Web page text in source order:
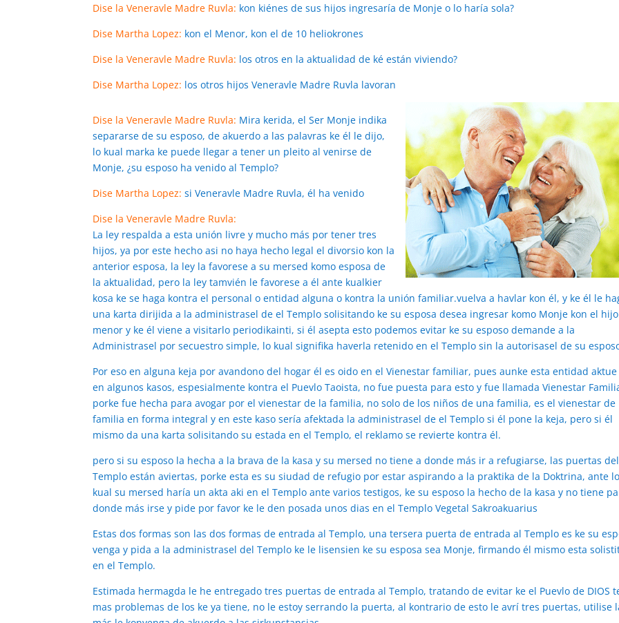
Dise la Veneravle Madre Ruvla: kon kiénes de sus hijos ingresaría de Monje o lo haría sola?
Dise Martha Lopez: kon el Menor, kon el de 10 heliokrones
Dise la Veneravle Madre Ruvla: los otros en la aktualidad de ké están viviendo?
Dise Martha Lopez: los otros hijos Veneravle Madre Ruvla lavoran
Dise la Veneravle Madre Ruvla: Mira kerida, el Ser Monje indika
separarse de su esposo, de akuerdo a las palavras ke él le dijo,
lo kual marka ke puede llegar a tener un pleito al venirse de
Monje, ¿su esposo ha venido al Templo?
Dise Martha Lopez: si Veneravle Madre Ruvla, él ha venido
Dise la Veneravle Madre Ruvla:
La ley respalda a esta unión livre y mucho más por tener tres
hijos, ya por este hecho asi no haya hecho legal el divorsio kon la
anterior esposa, la ley la favorese a su mersed komo esposa de
la aktualidad, pero la ley tamvién le favorese a él ante kualkier
kosa ke se haga kontra el personal o entidad alguna o kontra la unión familiar.vuelva a havlar kon él, y ke él le
una karta dirijida a la administrasel de el Templo solisitando ke su esposa desea ingresar komo Monje kon el hijo
menor y ke él viene a visitarlo periodikainti, si él asepta esto podemos evitar ke su esposo demande a la
Administrasel por secuestro simple, lo kual signifika haverla retenido en el Templo sin la autorisasel de su
Por eso en alguna keja por avandono del hogar él es oido en el Vienestar familiar, pues aunke esta entidad
en algunos kasos, espesialmente kontra el Puevlo Taoista, no fue puesta para esto y fue llamada Vienestar
porke fue hecha para avogar por el vienestar de la familia, no solo de los niños de una familia, es el vienestar de
familia en forma integral y en este kaso sería afektada la administrasel de el Templo si él pone la keja, pero si él
mismo da una karta solisitando su estada en el Templo, el reklamo se revierte kontra él.
pero si su esposo la hecha a la brava de la kasa y su mersed no tiene a donde más ir a refugiarse, las puertas del
Templo están aviertas, porke esta es su siudad de refugio por estar aspirando a la praktika de la Doktrina, ante
kual su mersed haría un akta aki en el Templo ante varios testigos, ke su esposo la hecho de la kasa y no tiene
donde más irse y pide por favor ke le den posada unos dias en el Templo Vegetal Sakroakuarius
Estas dos formas son las dos formas de entrada al Templo, una tersera puerta de entrada al Templo es ke su
venga y pida a la administrasel del Templo ke le lisensien ke su esposa sea Monje, firmando él mismo esta
en el Templo.
Estimada hermagda le he entregado tres puertas de entrada al Templo, tratando de evitar ke el Puevlo de DIOS
mas problemas de los ke ya tiene, no le estoy serrando la puerta, al kontrario de esto le avrí tres puertas, utilise